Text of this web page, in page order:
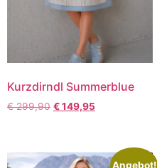
Kurzdirndl Summerblue
€299,90 €149,95
Angebot!